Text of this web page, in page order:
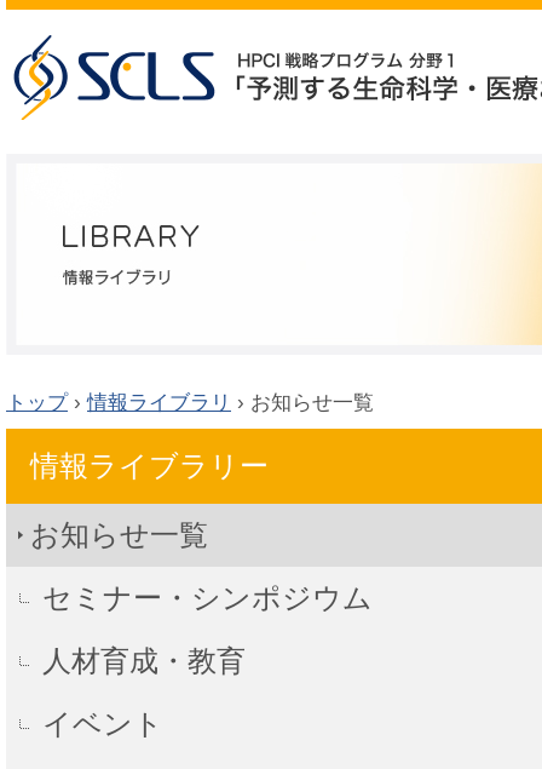
トップ›情報ライブラリ › お知らせ一覧
情報ライブラリー
お知らせ一覧
セミナー・シンポジウム
人材育成・教育
イベント